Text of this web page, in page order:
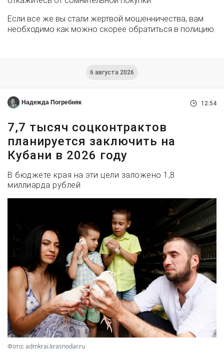
Если все же вы стали жертвой мошенничества, вам
необходимо как можно скорее обратиться в полицию.
6 августа 2026
Надежда Погребняк 12:54
7,7 тысяч соцконтрактов
планируется заключить на
Кубани в 2026 году
В бюджете края на эти цели заложено 1,8
миллиарда рублей
Фото: admkrai.krasnodar.ru